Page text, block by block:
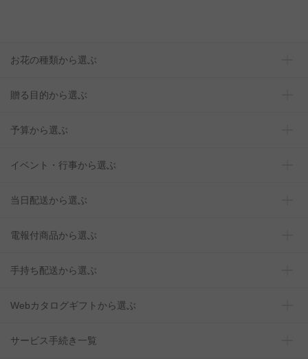
お花の種類から選ぶ
贈る目的から選ぶ
予算から選ぶ
イベント・行事から選ぶ
当日配送から選ぶ
電報付商品から選ぶ
手持ち配送から選ぶ
Webカタログギフトから選ぶ
サービス手続き一覧